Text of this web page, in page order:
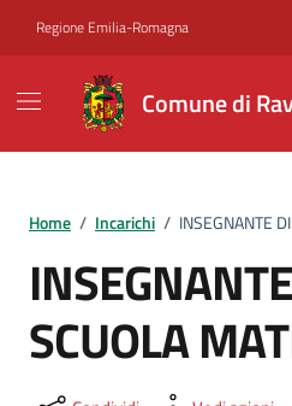
Regione Emilia-Romagna
Comune di
Home / Incarichi / INSEGNANTE
SCUOLA